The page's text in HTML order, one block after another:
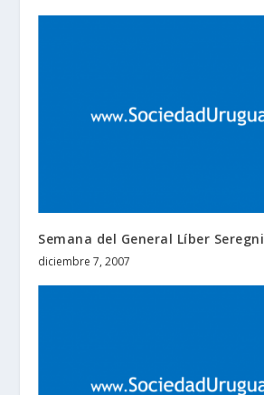
Semana del General Líber Seregni
diciembre 7, 2007